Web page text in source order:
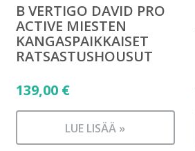
B VERTIGO DAVID PRO
ACTIVE MIESTEN
KANGASPAIKKAISET
RATSASTUSHOUSUT
139,00 €
LUE LISÄÄ »